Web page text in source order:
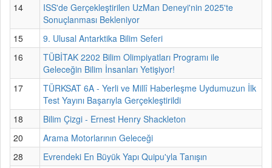
14
ISS'de Gerçekleştirilen UzMan Deneyi'nin 2025'te
Sonuçlanması Bekleniyor
15
9. Ulusal Antarktika Bilim Seferi
16
TÜBİTAK 2202 Bilim Olimpiyatları Programı ile
Geleceğin Bilim İnsanları Yetişiyor!
17
TÜRKSAT 6A - Yerli ve Millî Haberleşme Uydumuzun İlk
Test Yayını Başarıyla Gerçekleştirildi
18
Bilim Çizgi - Ernest Henry Shackleton
20
Arama Motorlarının Geleceği
28
Evrendeki En Büyük Yapı Quipu'yla Tanışın